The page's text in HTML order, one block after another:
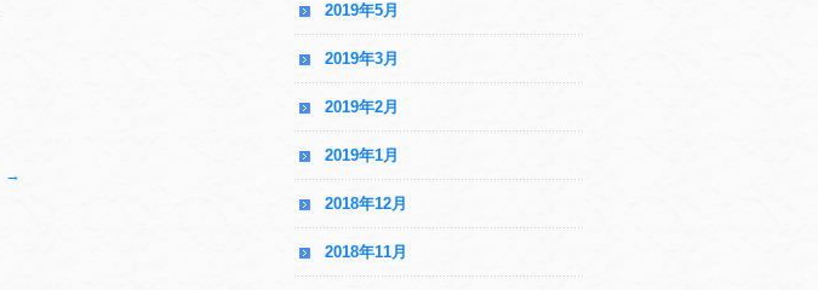
→
2019年5月
2019年3月
2019年2月
2019年1月
2018年12月
2018年11月